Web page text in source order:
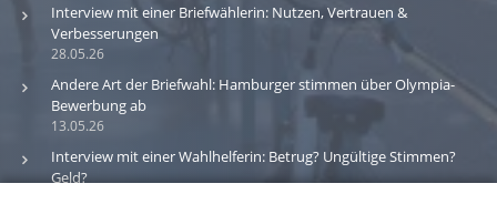
28.05.26
Interview mit einer Briefwählerin: Nutzen, Vertrauen &
Verbesserungen
13.05.26
Andere Art der Briefwahl: Hamburger stimmen über Olympia-
Bewerbung ab
Interview mit einer Wahlhelferin: Betrug? Ungültige Stimmen?
Geld?